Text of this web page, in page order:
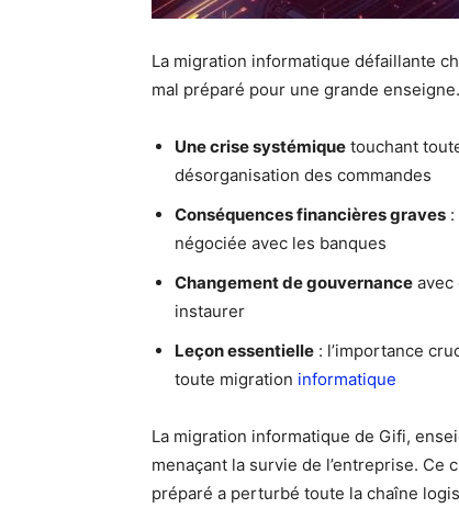
La migration informatique défaillante
mal préparé pour une grande enseigne.
Une crise systémique touchant
désorganisation des commandes
Conséquences financières graves
négociée avec les banques
Changement de gouvernance avec
instaurer
Leçon essentielle : l’importance
toute migration informatique
La migration informatique de Gifi,
menaçant la survie de l’entreprise. Ce
préparé a perturbé toute la chaîne